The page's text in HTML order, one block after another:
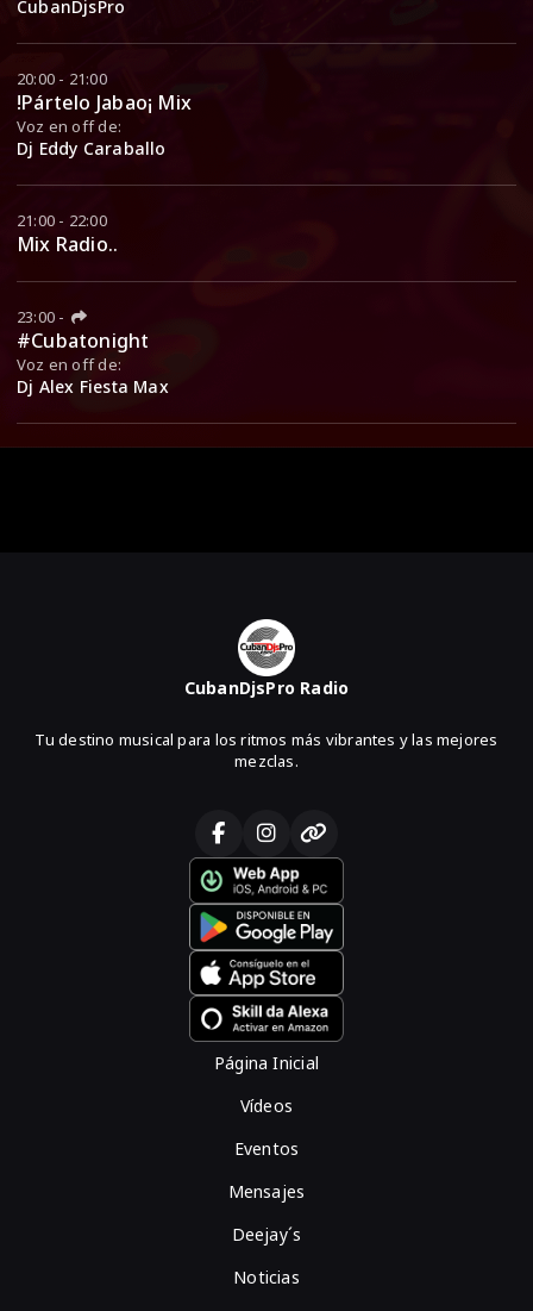
CubanDjsPro
20:00 - 21:00
!Pártelo Jabao¡ Mix
Voz en off de:
Dj Eddy Caraballo
21:00 - 22:00
Mix Radio..
23:00 -
#Cubatonight
Voz en off de:
Dj Alex Fiesta Max
CubanDjsPro Radio
Tu destino musical para los ritmos más vibrantes y las mejores
mezclas.
Página Inicial
Vídeos
Eventos
Mensajes
Deejay´s
Noticias